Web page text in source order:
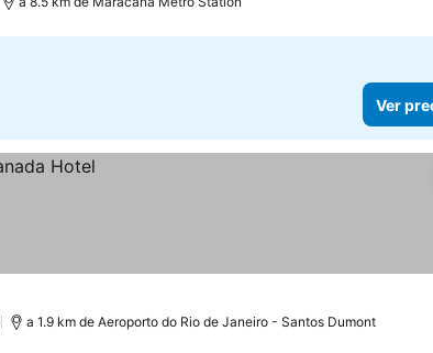
Ver
a 1.9 km de Aeroporto do Rio de Janeiro - Santos Dumont